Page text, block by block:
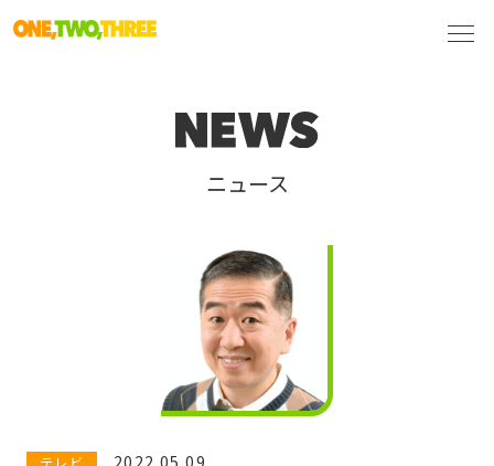
ニュース
テレビ 2022.05.09